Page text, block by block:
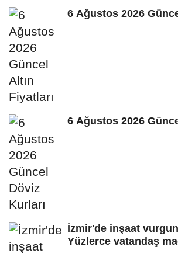
6 Ağustos 2026
6 Ağustos 2026
İzmir'de inşaat
Yüzlerce vatandaş